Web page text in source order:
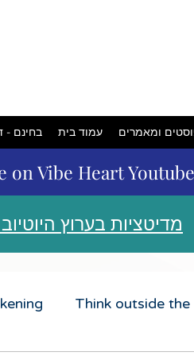
בחינם - עמוד בית ומאמרים
Vibe Heart
<< מדיטציות בערוץ
Think outside the